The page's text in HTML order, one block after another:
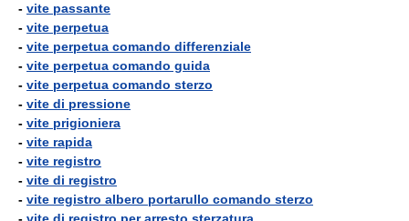
- vite passante
- vite perpetua
- vite perpetua comando differenziale
- vite perpetua comando guida
- vite perpetua comando sterzo
- vite di pressione
- vite prigioniera
- vite rapida
- vite registro
- vite di registro
- vite registro albero portarullo comando sterzo